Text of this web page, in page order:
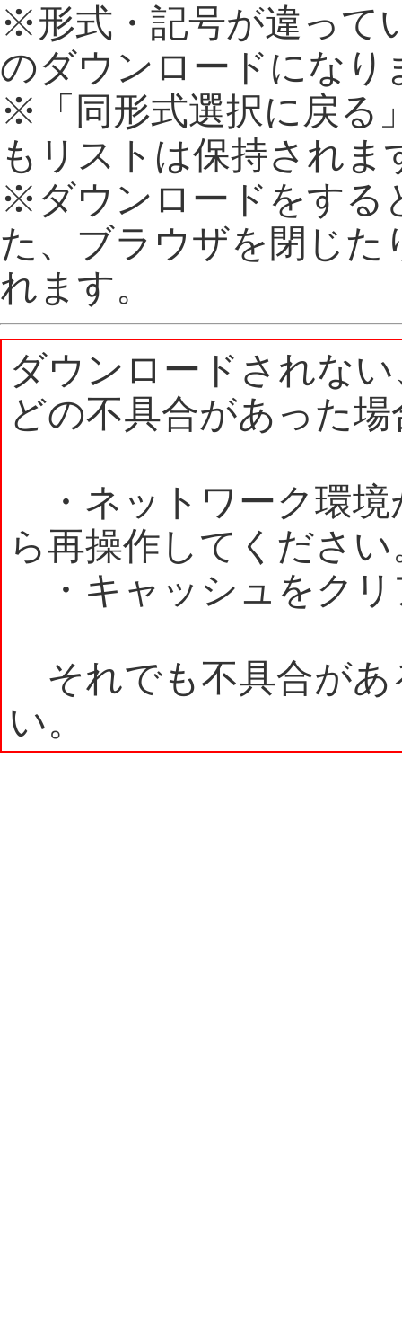
※形式・記号が違って
のダウンロードになり
※「同形式選択に戻る
もリストは保持されま
※ダウンロードをする
た、ブラウザを閉じた
れます。
ダウンロードされな
どの不具合があった
・ネットワーク環境
ら再操作してください
・キャッシュをクリ
それでも不具合があ
い。